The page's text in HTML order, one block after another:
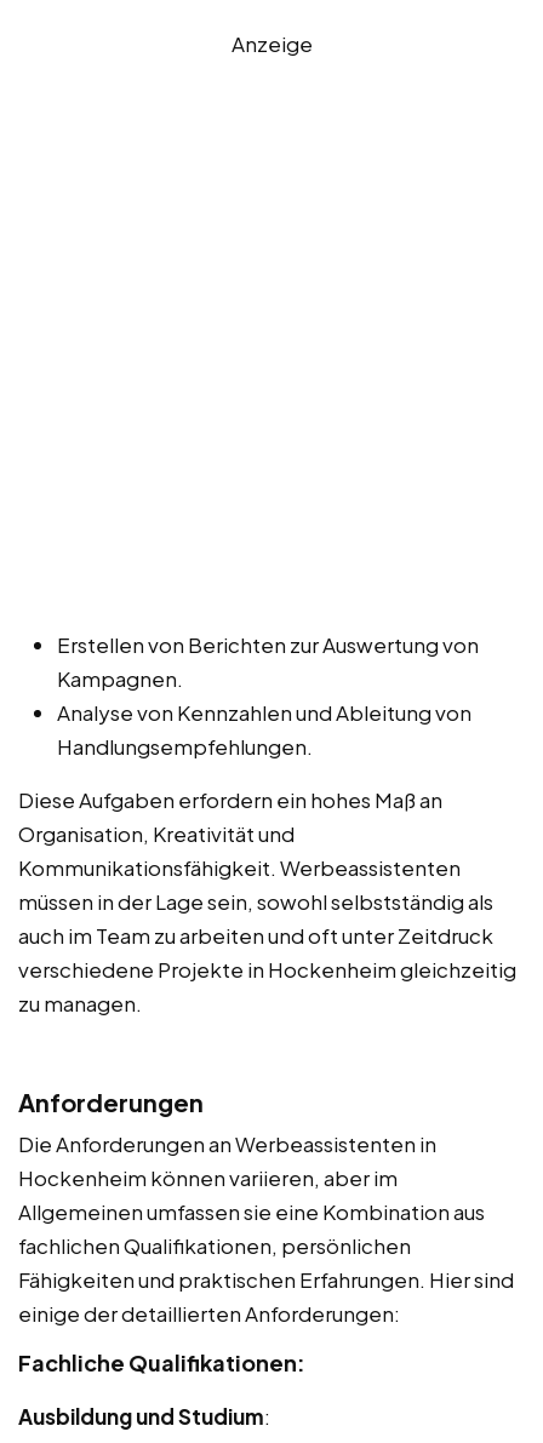
Anzeige
Erstellen von Berichten zur Auswertung von
Kampagnen.
Analyse von Kennzahlen und Ableitung von
Handlungsempfehlungen.
Diese Aufgaben erfordern ein hohes Maß an
Organisation, Kreativität und
Kommunikationsfähigkeit. Werbeassistenten
müssen in der Lage sein, sowohl selbstständig als
auch im Team zu arbeiten und oft unter Zeitdruck
verschiedene Projekte in Hockenheim gleichzeitig
zu managen.
Anforderungen
Die Anforderungen an Werbeassistenten in
Hockenheim können variieren, aber im
Allgemeinen umfassen sie eine Kombination aus
fachlichen Qualifikationen, persönlichen
Fähigkeiten und praktischen Erfahrungen. Hier sind
einige der detaillierten Anforderungen:
Fachliche Qualifikationen:
Ausbildung und Studium: